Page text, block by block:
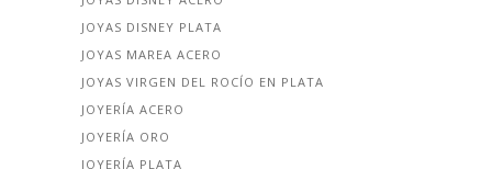
JOYAS DISNEY PLATA
JOYAS MAREA ACERO
JOYAS VIRGEN DEL ROCÍO EN PLATA
JOYERÍA ACERO
JOYERÍA ORO
JOYERÍA PLATA